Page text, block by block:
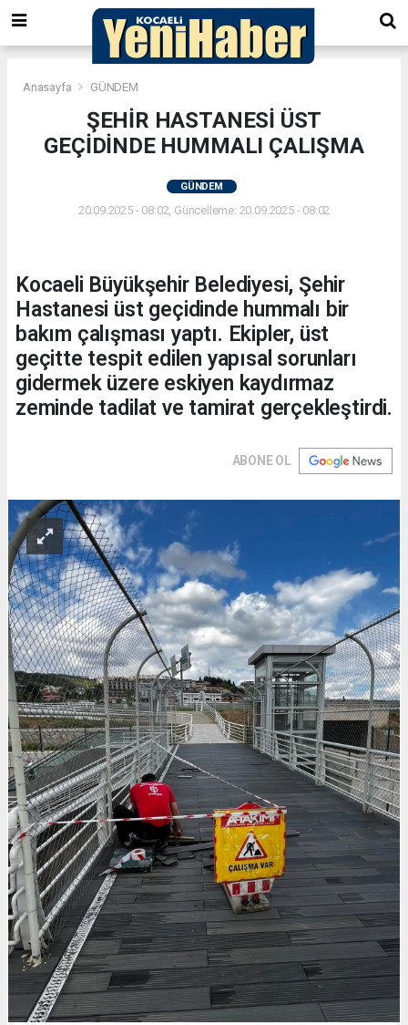
Anasayfa GÜNDEM
ŞEHİR HASTANESİ ÜST
GEÇİDİNDE HUMMALI ÇALIŞMA
GÜNDEM
20.09.2025 - 08:02, Güncelleme: 20.09.2025 - 08:02
Kocaeli Büyükşehir Belediyesi, Şehir
Hastanesi üst geçidinde hummalı bir
bakım çalışması yaptı. Ekipler, üst
geçitte tespit edilen yapısal sorunları
gidermek üzere eskiyen kaydırmaz
zeminde tadilat ve tamirat gerçekleştirdi.
ABONE OL